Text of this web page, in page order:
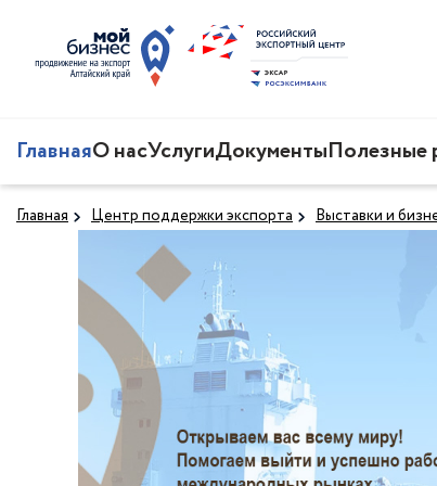
ГлавнаяО насУслугиДокументыПолезные
Главная Центр поддержки экспорта Выставки и